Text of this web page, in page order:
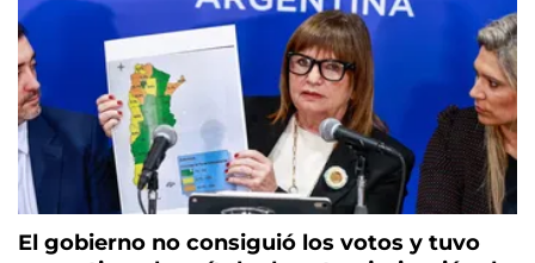
El gobierno no consiguió los votos y tuvo